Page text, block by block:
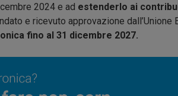
2024 e ad estenderlo ai
e ricevuto approvazione dall’Unione
fino al 31 dicembre 2027.